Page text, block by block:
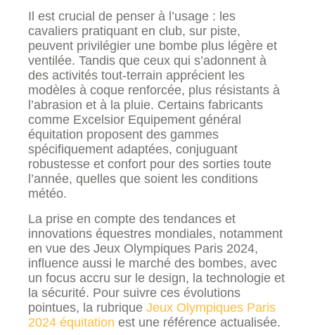
Il est crucial de penser à l’usage : les
cavaliers pratiquant en club, sur piste,
peuvent privilégier une bombe plus légère et
ventilée. Tandis que ceux qui s’adonnent à
des activités tout-terrain apprécient les
modèles à coque renforcée, plus résistants à
l’abrasion et à la pluie. Certains fabricants
comme Excelsior Equipement général
équitation proposent des gammes
spécifiquement adaptées, conjuguant
robustesse et confort pour des sorties toute
l’année, quelles que soient les conditions
météo.
La prise en compte des tendances et
innovations équestres mondiales, notamment
en vue des Jeux Olympiques Paris 2024,
influence aussi le marché des bombes, avec
un focus accru sur le design, la technologie et
la sécurité. Pour suivre ces évolutions
pointues, la rubrique Jeux Olympiques Paris
2024 équitation est une référence actualisée.